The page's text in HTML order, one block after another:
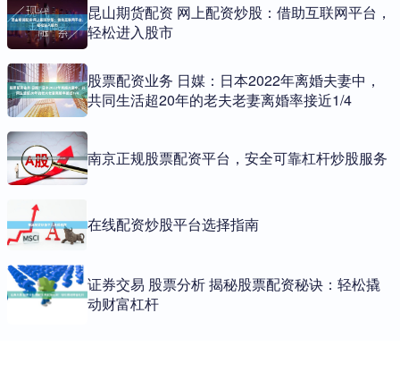
昆山期货配资 网上配资炒股：借助互联网平台，
轻松进入股市
股票配资业务 日媒：日本2022年离婚夫妻中，
共同生活超20年的老夫老妻离婚率接近1/4
南京正规股票配资平台，安全可靠杠杆炒股服务
在线配资炒股平台选择指南
证券交易 股票分析 揭秘股票配资秘诀：轻松撬
动财富杠杆